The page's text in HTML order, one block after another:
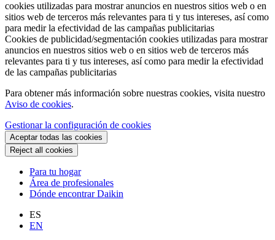
cookies utilizadas para mostrar anuncios en nuestros sitios web o en
sitios web de terceros más relevantes para ti y tus intereses, así como
para medir la efectividad de las campañas publicitarias
Cookies de publicidad/segmentación cookies utilizadas para mostrar
anuncios en nuestros sitios web o en sitios web de terceros más
relevantes para ti y tus intereses, así como para medir la efectividad
de las campañas publicitarias
Para obtener más información sobre nuestras cookies, visita nuestro
Aviso de cookies.
Gestionar la configuración de cookies
Aceptar todas las cookies
Reject all cookies
Para tu hogar
Área de profesionales
Dónde encontrar Daikin
ES
EN